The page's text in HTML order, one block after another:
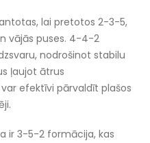
lai pretotos 2-3-5,
vājās puses. 4-4-2
nodrošinot stabilu
ļaujot ātrus
efektīvi pārvaldīt plašos
ir 3-5-2 formācija, kas